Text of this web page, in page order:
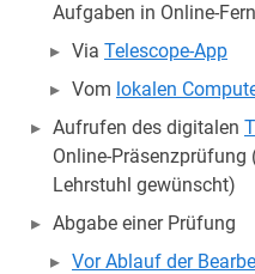
Aufgaben in Online-
Via Telescope-App
Vom lokalen
Aufrufen des digitalen
Online-
Lehrstuhl gewünscht)
Abgabe einer Prüfung
Vor Ablauf der